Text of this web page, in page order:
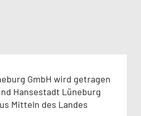
GmbH wird getragen
Hansestadt Lüneburg
Mitteln des Landes